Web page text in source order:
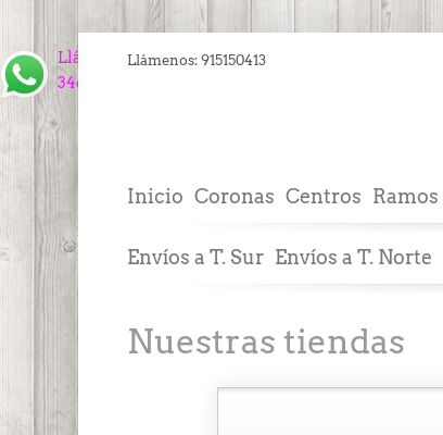
Llámanos
34609843910
Llámenos: 915150413
Inicio Coronas Centros Ramos
Envíos a T. Sur Envíos a T. Norte
Nuestras tiendas